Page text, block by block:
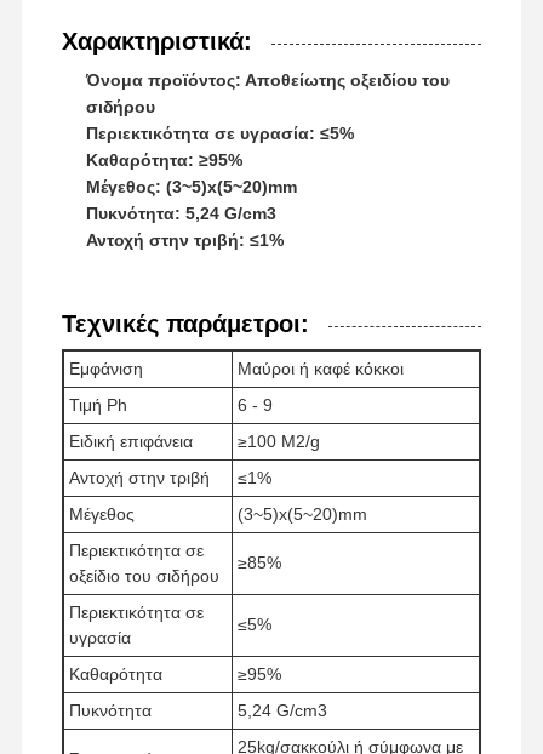
Αρχική
Σελίδα
Προϊόντα Βίντεο
Γύρος
Εργοστασίων
Ποιοτικός
Έλεγχος
Ζητήστε Ένα
Απόσπασμα
Οξείδιο Desulfurizer σιδήρου
Δυμεθυλαμινοαιθυλομεθακρυλικό
Μεθακρυλοξυαιθυλοτριμεθυλοαμμωνικό χλωρίδιο
Ακρυλοϋλοξυαιθυλοτριμεθυλοαμμωνικό χλωρίδιο
Χαρακτηριστικά:
Όνομα προϊόντος: Αποθείωτης οξειδίου του
σιδήρου
Περιεκτικότητα σε υγρασία: ≤5%
Καθαρότητα: ≥95%
Μέγεθος: (3~5)x(5~20)mm
Πυκνότητα: 5,24 G/cm3
Αντοχή στην τριβή: ≤1%
Τεχνικές παράμετροι:
Εμφάνιση
Μαύροι ή καφέ κόκκοι
Τιμή Ph
6 - 9
Ειδική επιφάνεια
≥100 M2/g
Αντοχή στην τριβή
≤1%
Μέγεθος
(3~5)x(5~20)mm
Περιεκτικότητα σε
οξείδιο του σιδήρου
≥85%
Περιεκτικότητα σε
υγρασία
≤5%
Καθαρότητα
≥95%
Πυκνότητα
5,24 G/cm3
25kg/σακκούλι ή σύμφωνα με